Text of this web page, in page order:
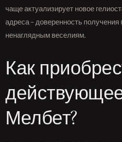
чаще актуализирует новое
адреса – доверенность получения
ненаглядным веселиям.
Как
Мелбет?